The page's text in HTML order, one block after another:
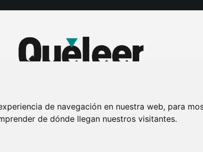
de navegación en nuestra web, para
de dónde llegan nuestros visitantes.
PUBLICIDAD EN LA REVISTA QUÉ LEER SORTEO-